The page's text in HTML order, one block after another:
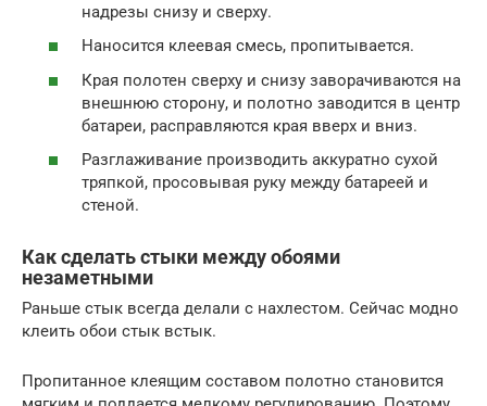
надрезы снизу и сверху.
Наносится клеевая смесь, пропитывается.
Края полотен сверху и снизу заворачиваются на
внешнюю сторону, и полотно заводится в центр
батареи, расправляются края вверх и вниз.
Разглаживание производить аккуратно сухой
тряпкой, просовывая руку между батареей и
стеной.
Как сделать стыки между обоями
незаметными
Раньше стык всегда делали с нахлестом. Сейчас модно
клеить обои стык встык.
Пропитанное клеящим составом полотно становится